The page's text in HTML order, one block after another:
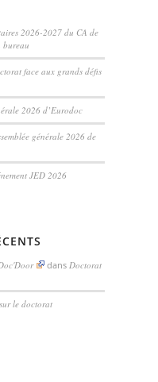
2026-2027 du CA de
bureau
face aux grands défis
2026 d’Eurodoc
générale 2026 de
JED 2026
dans Doctorat
le doctorat